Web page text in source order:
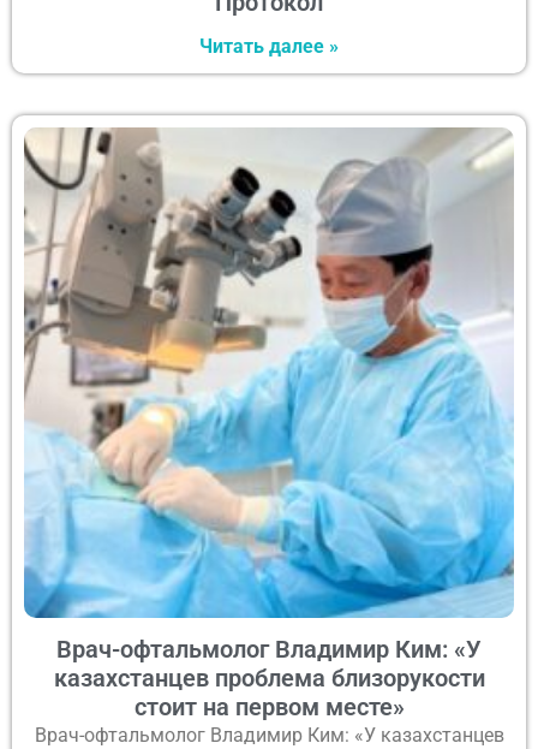
Читать далее »
Врач-офтальмолог Владимир Ким: «У
казахстанцев проблема близорукости
стоит на первом месте»
Врач-офтальмолог Владимир Ким: «У казахстанцев